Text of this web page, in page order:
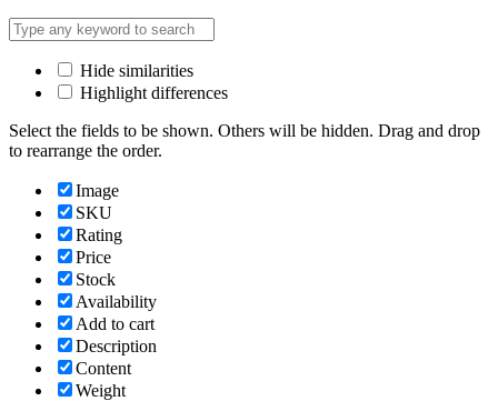
Hide similarities
Highlight differences
Select the fields to be shown. Others will be hidden. Drag and drop
to rearrange the order.
Image
SKU
Rating
Price
Stock
Availability
Add to cart
Description
Content
Weight